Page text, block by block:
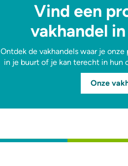
Vind een
vakhandel
Ontdek de vakhandels waar je
in je buurt of je kan terecht in hun
Onze